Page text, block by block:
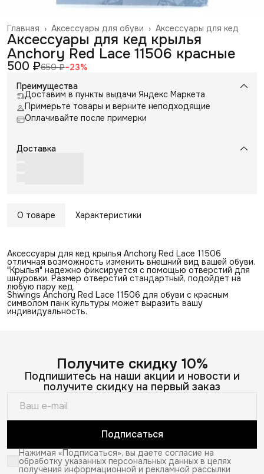
Аксессуары для кед
Аксессуары для обуви ›
Главная ›
Аксессуары для кед крылья
Anchory Red Lace 11506 красные
500 ₽650 ₽−23%
Преимущества
Доставим в пункты выдачи Яндекс Маркета
Примерьте товары и верните неподходящие
Оплачивайте после примерки
Доставка
О товаре Характеристики
Аксессуары для кед крылья Anchory Red Lace 11506
отличная возможность изменить внешний вид вашей обуви.
"Крылья" надежно фиксируется с помощью отверстий для
шнуровки. Размер отверстий стандартный, подойдет на
любую пару кед.
Shwings Anchory Red Lace 11506 для обуви с красным
символом панк культуры может выразить вашу
индивидуальность.
Получите скидку 10%
Подпишитесь на наши акции и новости и
получите скидку на первый заказ
Подписаться
Нажимая «Подписаться», вы даете согласие на
обработку указанных персональных данных в целях
получения информационной и рекламной рассылки